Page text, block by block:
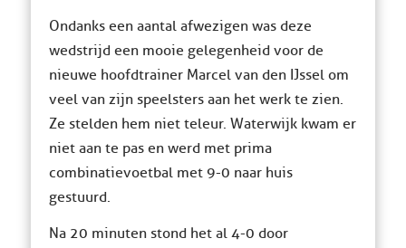
Ondanks een aantal afwezigen was deze
wedstrijd een mooie gelegenheid voor de
nieuwe hoofdtrainer Marcel van den IJssel om
veel van zijn speelsters aan het werk te zien.
Ze stelden hem niet teleur. Waterwijk kwam er
niet aan te pas en werd met prima
combinatievoetbal met 9-0 naar huis
gestuurd.
Na 20 minuten stond het al 4-0 door